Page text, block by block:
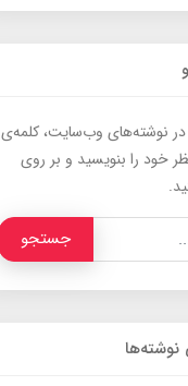
نوشته‌های وب‌سایت، کلمه‌ی
خود را بنویسید و بر روی
جستجو
نوشته‌ها